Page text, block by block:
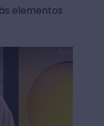
elementos